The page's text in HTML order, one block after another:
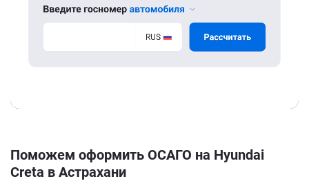
Поможем оформить ОСАГО на Hyundai
Creta в Астрахани